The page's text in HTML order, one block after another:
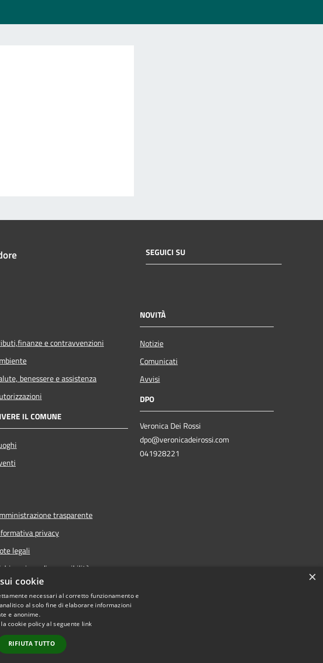
SEGUICI SU
e contravvenzioni
benessere e assistenza
IL COMUNE
NOVITÀ
Notizie
Comunicati
Avvisi
DPO
Veronica Dei Rossi
dpo@veronicadeirossi.com
041928221
trasparente
privacy
legali
di accessibilità
Copyright © 2026 • Comune di San Vito di Cadore • Powered by
×
cookie
necessari al corretto funzionamento e
al solo fine di elaborare informazioni
e anonime.
cookie policy al seguente link
RIFIUTA TUTTO